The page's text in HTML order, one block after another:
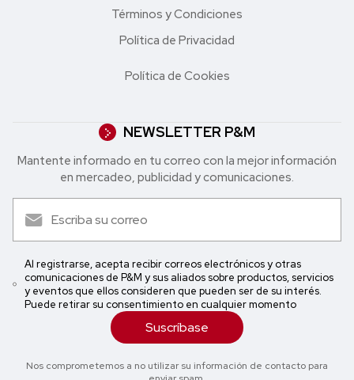
Términos y Condiciones
Política de Privacidad
Política de Cookies
NEWSLETTER P&M
Mantente informado en tu correo con la mejor in formación
en mercadeo, publicidad y comunicaciones.
Al registrarse, acepta recibir correos electrónicos y otras
comunicaciones de P&M y sus aliados sobre productos, servicios
y eventos que ellos consideren que pueden ser de su interés.
Puede retirar su consentimiento en cualquier momento
Suscríbase
Nos comprometemos a no utilizar su información de contacto para